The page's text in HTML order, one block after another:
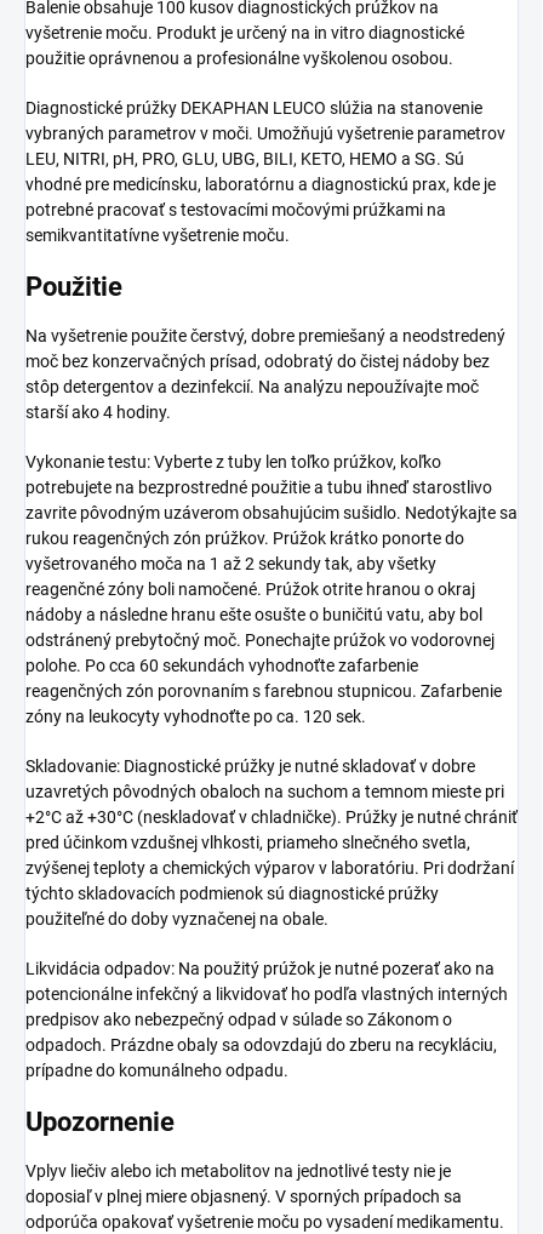
Balenie obsahuje 100 kusov diagnostických prúžkov na
vyšetrenie moču. Produkt je určený na in vitro diagnostické
použitie oprávnenou a profesionálne vyškolenou osobou.
Diagnostické prúžky DEKAPHAN LEUCO slúžia na stanovenie
vybraných parametrov v moči. Umožňujú vyšetrenie parametrov
LEU, NITRI, pH, PRO, GLU, UBG, BILI, KETO, HEMO a SG. Sú
vhodné pre medicínsku, laboratórnu a diagnostickú prax, kde je
potrebné pracovať s testovacími močovými prúžkami na
semikvantitatívne vyšetrenie moču.
Použitie
Na vyšetrenie použite čerstvý, dobre premiešaný a neodstredený
moč bez konzervačných prísad, odobratý do čistej nádoby bez
stôp detergentov a dezinfekcií. Na analýzu nepoužívajte moč
starší ako 4 hodiny.
Vykonanie testu: Vyberte z tuby len toľko prúžkov, koľko
potrebujete na bezprostredné použitie a tubu ihneď starostlivo
zavrite pôvodným uzáverom obsahujúcim sušidlo. Nedotýkajte sa
rukou reagenčných zón prúžkov. Prúžok krátko ponorte do
vyšetrovaného moča na 1 až 2 sekundy tak, aby všetky
reagenčné zóny boli namočené. Prúžok otrite hranou o okraj
nádoby a následne hranu ešte osušte o buničitú vatu, aby bol
odstránený prebytočný moč. Ponechajte prúžok vo vodorovnej
polohe. Po cca 60 sekundách vyhodnoťte zafarbenie
reagenčných zón porovnaním s farebnou stupnicou. Zafarbenie
zóny na leukocyty vyhodnoťte po ca. 120 sek.
Skladovanie: Diagnostické prúžky je nutné skladovať v dobre
uzavretých pôvodných obaloch na suchom a temnom mieste pri
+2°C až +30°C (neskladovať v chladničke). Prúžky je nutné chrániť
pred účinkom vzdušnej vlhkosti, priameho slnečného svetla,
zvýšenej teploty a chemických výparov v laboratóriu. Pri dodržaní
týchto skladovacích podmienok sú diagnostické prúžky
použiteľné do doby vyznačenej na obale.
Likvidácia odpadov: Na použitý prúžok je nutné pozerať ako na
potencionálne infekčný a likvidovať ho podľa vlastných interných
predpisov ako nebezpečný odpad v súlade so Zákonom o
odpadoch. Prázdne obaly sa odovzdajú do zberu na recykláciu,
prípadne do komunálneho odpadu.
Upozornenie
Vplyv liečiv alebo ich metabolitov na jednotlivé testy nie je
doposiaľ v plnej miere objasnený. V sporných prípadoch sa
odporúča opakovať vyšetrenie moču po vysadení medikamentu.